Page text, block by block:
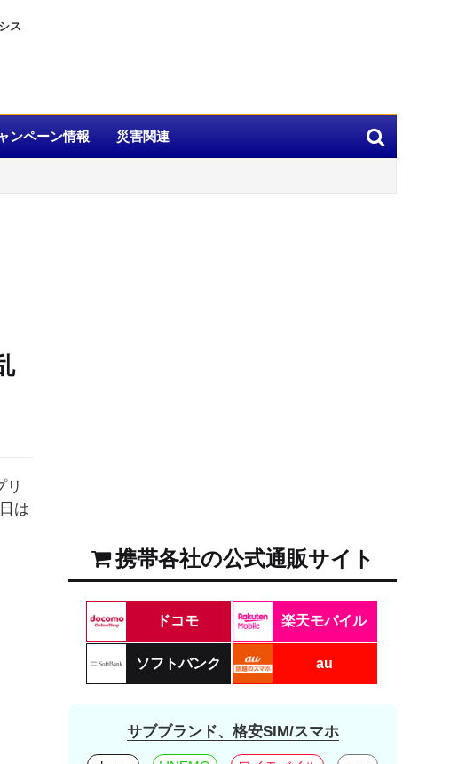
ンペーン情報 災害関連
リ
は
携帯各社の公式通販サイト
ドコモ 楽天モバイル
ソフトバンク au
サブブランド、格安SIM/スマホ